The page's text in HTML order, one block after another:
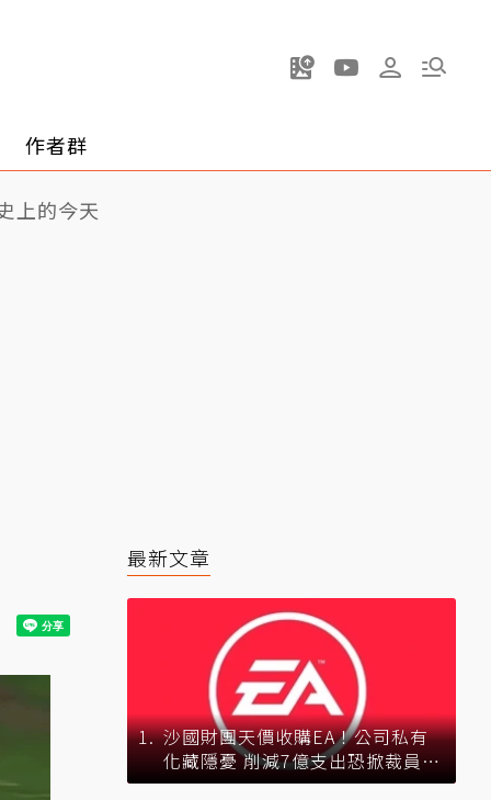
作者群
上的今天
最新文章
沙國財團天價收購EA！公司私有
化藏隱憂 削減7億支出恐掀裁員風
暴？